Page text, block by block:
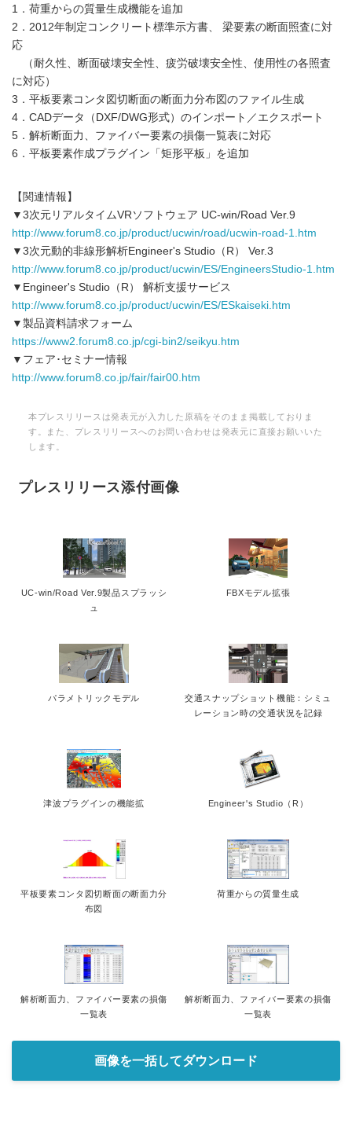
1．荷重からの質量生成機能を追加
2．2012年制定コンクリート標準示方書、 梁要素の断面照査に対
応
（耐久性、断面破壊安全性、疲労破壊安全性、使用性の各照査
に対応）
3．平板要素コンタ図切断面の断面力分布図のファイル生成
4．CADデータ（DXF/DWG形式）のインポート／エクスポート
5．解析断面力、ファイバー要素の損傷一覧表に対応
6．平板要素作成プラグイン「矩形平板」を追加
【関連情報】
▼3次元リアルタイムVRソフトウェア UC-win/Road Ver.9
http://www.forum8.co.jp/product/ucwin/road/ucwin-road-1.htm
▼3次元動的非線形解析Engineer's Studio（R） Ver.3
http://www.forum8.co.jp/product/ucwin/ES/EngineersStudio-1.htm
▼Engineer's Studio（R） 解析支援サービス
http://www.forum8.co.jp/product/ucwin/ES/ESkaiseki.htm
▼製品資料請求フォーム
https://www2.forum8.co.jp/cgi-bin2/seikyu.htm
▼フェア･セミナー情報
http://www.forum8.co.jp/fair/fair00.htm
本プレスリリースは発表元が入力した原稿をそのまま掲載しておりま
す。また、プレスリリースへのお問い合わせは発表元に直接お願いいた
します。
プレスリリース添付画像
UC-win/Road Ver.9製品スプラッシ
ュ
FBXモデル拡張
パラメトリックモデル
交通スナップショット機能：シミュ
レーション時の交通状況を記録
津波プラグインの機能拡 Engineer's Studio（R）
平板要素コンタ図切断面の断面力分
布図
荷重からの質量生成
解析断面力、ファイバー要素の損傷
一覧表
解析断面力、ファイバー要素の損傷
一覧表
画像を一括してダウンロード